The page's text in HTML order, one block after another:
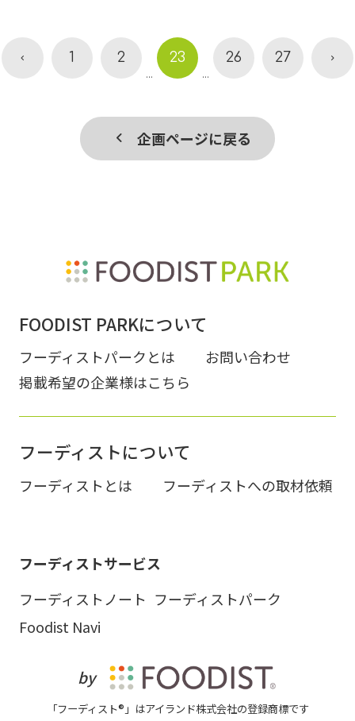
1 2
...
23
...
26 27
企画ページに戻る
FOODIST PARKについて
フーディストパークとは
お問い合わせ
掲載希望の企業様はこちら
フーディストについて
フーディストとは フーディストへの取材依頼
フーディストサービス
フーディストノート フーディストパーク
Foodist Navi
by
「フーディスト®」はアイランド株式会社の登録商標です